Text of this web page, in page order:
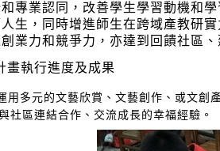
專業認同，改善學生學習動機和學
生，同時增進師生在跨域產教研實
業力和競爭力，亦達到回饋社區
畫執行進度及成果
用多元的文藝欣賞、文藝創作、或文創
社區連結合作、交流成長的幸福經驗。